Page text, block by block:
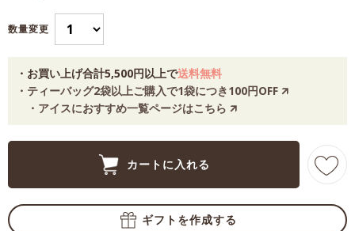
数量変更
・お買い上げ合計5,500円以上で送料無料
・ティーバッグ2袋以上ご購入で1袋につき100円OFF 🡭
・アイスにおすすめ一覧ページはこちら 🡭